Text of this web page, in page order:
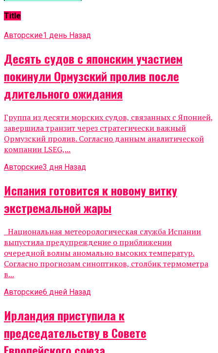
Title
Авторские1 день Назад
Десять судов с японским участием
покинули Ормузский пролив после
длительного ожидания
Группа из десяти морских судов, связанных с Японией,
завершила транзит через стратегически важный
Ормузский пролив. Согласно данным аналитической
компании LSEG,...
Авторские3 дня Назад
Испания готовится к новому витку
экстремальной жары
Национальная метеорологическая служба Испании
выпустила предупреждение о приближении
очередной волны аномально высоких температур.
Согласно прогнозам синоптиков, столбик термометра
в...
Авторские6 дней Назад
Ирландия приступила к
председательству в Совете